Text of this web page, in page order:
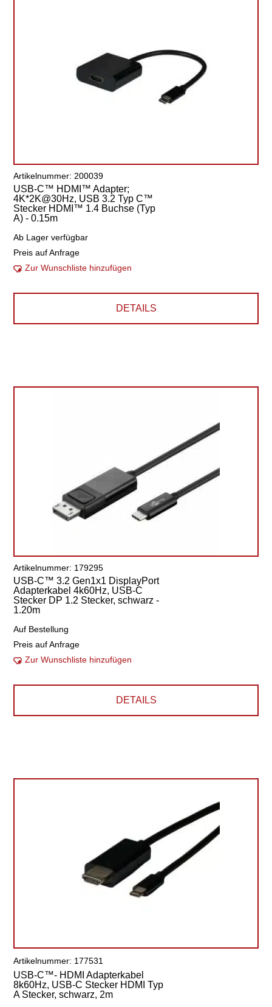
Artikelnummer: 200039
USB-C™ HDMI™ Adapter;
4K*2K@30Hz, USB 3.2 Typ C™
Stecker HDMI™ 1.4 Buchse (Typ
A) - 0.15m
Ab Lager verfügbar
Preis auf Anfrage
Zur Wunschliste hinzufügen
DETAILS
Artikelnummer: 179295
USB-C™ 3.2 Gen1x1 DisplayPort
Adapterkabel 4k60Hz, USB-C
Stecker DP 1.2 Stecker, schwarz -
1.20m
Auf Bestellung
Preis auf Anfrage
Zur Wunschliste hinzufügen
DETAILS
Artikelnummer: 177531
USB-C™- HDMI Adapterkabel
8k60Hz, USB-C Stecker HDMI Typ
A Stecker, schwarz, 2m